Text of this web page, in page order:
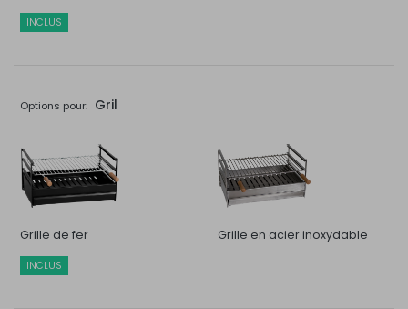
INCLUS
Options pour: Gril
Grille de fer
INCLUS
Grille en acier inoxydable